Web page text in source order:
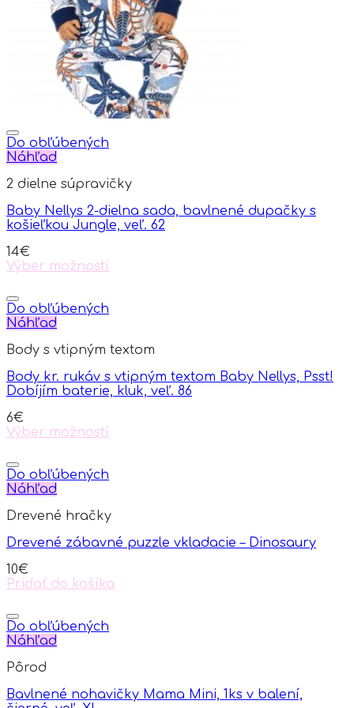
chosen
product
Do obľúbených
Náhľad
2 dielne súpravičky
Baby Nellys 2-dielna sada, bavlnené dupačky s
košieľkou Jungle, veľ. 62
14€
Výber možností
product
has
multiple
The
may
be
on
the
page
Do obľúbených
Náhľad
Body s vtipným textom
Body kr. rukáv s vtipným textom Baby Nellys, Psst!
Dobíjím baterie, kluk, veľ. 86
6€
Výber možností
product
has
multiple
The
may
chosen
on
product
page
Do obľúbených
Náhľad
Drevené hračky
Drevené zábavné puzzle vkladacie – Dinosaury
10€
Pridať do košíka
Do obľúbených
Náhľad
Pôrod
Bavlnené nohavičky Mama Mini, 1ks v balení,